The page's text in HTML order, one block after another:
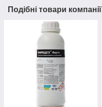
Подібні товари компанії